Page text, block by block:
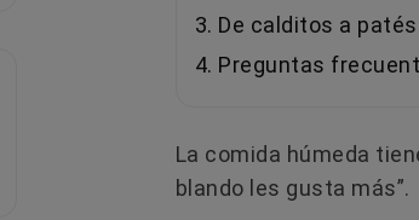
3. De calditos a
4. Preguntas
La comida húmeda
blando les gusta más”.